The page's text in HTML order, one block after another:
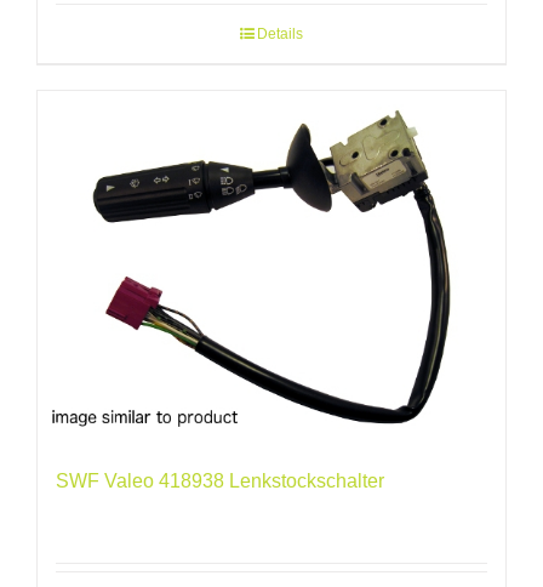
Details
SWF Valeo 418938 Lenkstockschalter